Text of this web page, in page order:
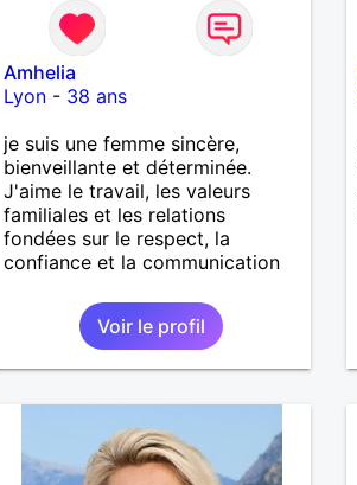
Amhelia
Lyon- 38 ans
je suis une femme sincère,
bienveillante et déterminée.
J'aime le travail, les valeurs
familiales et les relations
fondées sur le respect, la
confiance et la communication
Voir le profil